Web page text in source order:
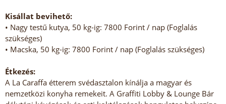
Kisállat bevihető:
• Nagy testű kutya, 50 kg-ig: 7800 Forint / nap (Foglalás
szükséges)
• Macska, 50 kg-ig: 7800 Forint / nap (Foglalás szükséges)
Étkezés:
A La Caraffa étterem svédasztalon kínálja a magyar és
nemzetközi konyha remekeit. A Graffiti Lobby & Lounge Bár